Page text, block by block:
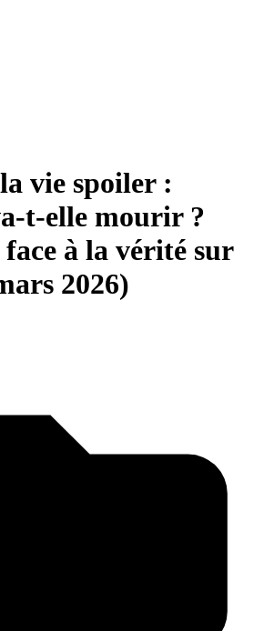
vie spoiler :
t-elle mourir ?
à la vérité sur
2026)